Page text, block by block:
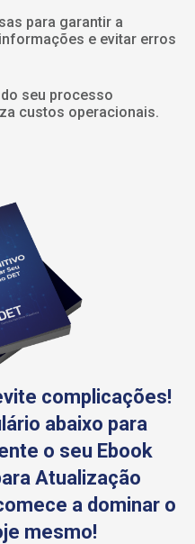
para garantir a
e evitar erros
seu processo
custos operacionais.
complicações!
abaixo para
o seu Ebook
Atualização
a dominar o
mesmo!